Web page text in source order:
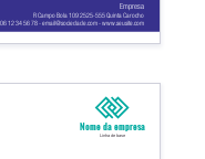
06 12 34 56 78 - email@sociedade.com - www.seusite.com
R Campo Bola 109 2525-555 Quinta Carocho
Empresa
Nome da empresa
Linha de base